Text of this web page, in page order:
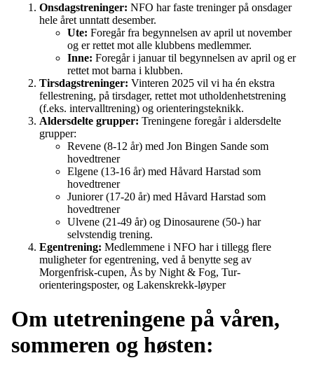
Onsdagstreninger: NFO har faste treninger på onsdager
hele året unntatt desember.
Ute: Foregår fra begynnelsen av april ut november
og er rettet mot alle klubbens medlemmer.
Inne: Foregår i januar til begynnelsen av april og er
rettet mot barna i klubben.
Tirsdagstreninger: Vinteren 2025 vil vi ha én ekstra
fellestrening, på tirsdager, rettet mot utholdenhetstrening
(f.eks. intervalltrening) og orienteringsteknikk.
Aldersdelte grupper: Treningene foregår i aldersdelte
grupper:
Revene (8-12 år) med Jon Bingen Sande som
hovedtrener
Elgene (13-16 år) med Håvard Harstad som
hovedtrener
Juniorer (17-20 år) med Håvard Harstad som
hovedtrener
Ulvene (21-49 år) og Dinosaurene (50-) har
selvstendig trening.
Egentrening: Medlemmene i NFO har i tillegg flere
muligheter for egentrening, ved å benytte seg av
Morgenfrisk-cupen, Ås by Night & Fog, Tur-
orienteringsposter, og Lakenskrekk-løyper
Om utetreningene på våren,
sommeren og høsten: